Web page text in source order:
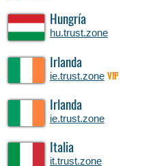
Hungría
hu.trust.zone
Irlanda
ie.trust.zone VIP
Irlanda
ie.trust.zone
Italia
it.trust.zone